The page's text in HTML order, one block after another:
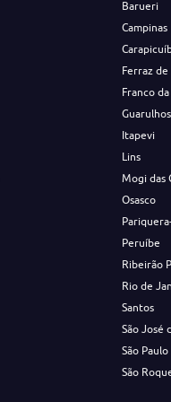
Barueri
Campinas
Ferraz
Franco
Guarulhos
Itapevi
Lins
Mogi das
Osasco
Peruíbe
Ribeirão
Rio de
Santos
São José
São Paulo
São